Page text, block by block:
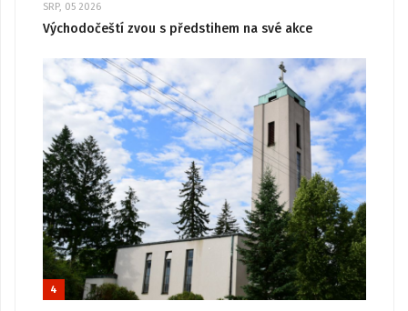
SRP, 05 2026
Východočeští zvou s předstihem na své akce
4